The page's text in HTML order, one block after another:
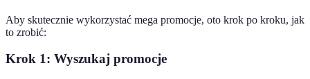
Aby skutecznie wykorzystać mega promocje, oto krok po kroku, jak
to zrobić:
Krok 1: Wyszukaj promocje